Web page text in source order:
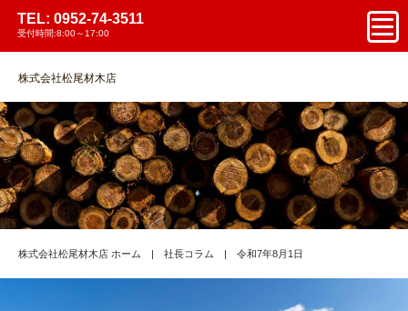
TEL: 0952-74-3511
受付時間:8:00～17:00
株式会社松尾材木店
株式会社松尾材木店 ホーム 社長コラム 令和7年8月1日